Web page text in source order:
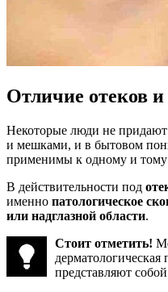
Отличие отеков
Некоторые люди не придают
и мешками, и в бытовом
применимы к одному и
В действительности под
именно патологическое
или надглазной области.
Стоит отметить!
дерматологическая
представляют